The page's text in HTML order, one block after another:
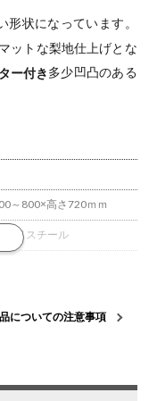
形状になっています。
ットな梨地仕上げとな
ー付き 多少凹凸のある
～800×高さ720ｍｍ
脚 / スチール
300×奥行120×高さ40mm
合での返品・交換はでき
についての注意事項